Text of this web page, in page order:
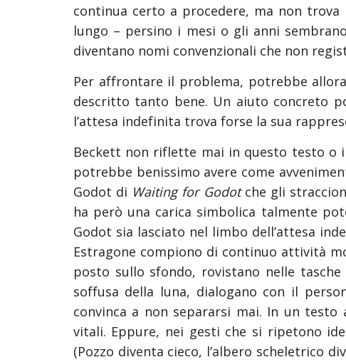
continua certo a procedere, ma non
lungo – persino i mesi o gli anni
diventano nomi convenzionali che non
Per affrontare il problema, potrebbe
descritto tanto bene. Un aiuto concreto
l’attesa indefinita trova forse la sua
Beckett non riflette mai in questo testo o
potrebbe benissimo avere come
Godot di Waiting for Godotche gli
ha però una carica simbolica talmente
Godot sia lasciato nel limbo dell’attesa
Estragone compiono di continuo attività
posto sullo sfondo, rovistano nelle
soffusa della luna, dialogano con il
convinca a non separarsi mai. In un
vitali. Eppure, nei gesti che si ripetono
(Pozzo diventa cieco, l’albero scheletrico